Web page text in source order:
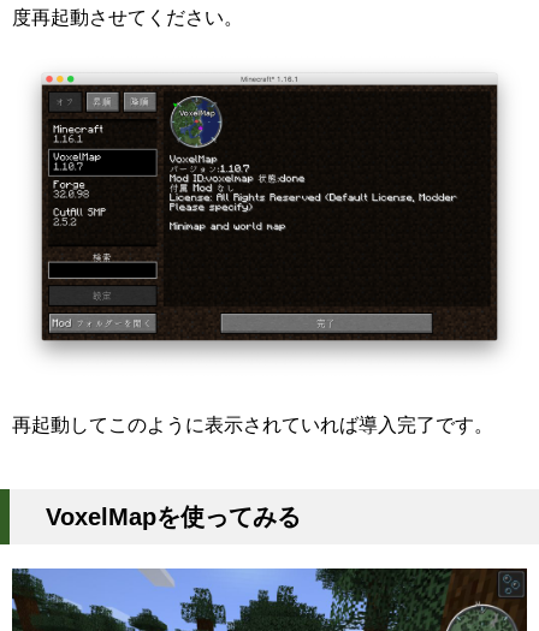
度再起動させてください。
再起動してこのように表示されていれば導入完了です。
VoxelMapを使ってみる